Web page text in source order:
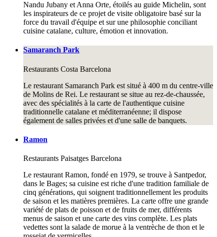
Nandu Jubany et Anna Orte, étoilés au guide Michelin, sont
les inspirateurs de ce projet de visite obligatoire basé sur la
force du travail d'équipe et sur une philosophie conciliant
cuisine catalane, culture, émotion et innovation.
Samaranch Park
Restaurants Costa Barcelona
Le restaurant Samaranch Park est situé à 400 m du centre-ville
de Molins de Rei. Le restaurant se situe au rez-de-chaussée,
avec des spécialités à la carte de l'authentique cuisine
traditionnelle catalane et méditerranéenne; il dispose
également de salles privées et d'une salle de banquets.
Ramon
Restaurants Paisatges Barcelona
Le restaurant Ramon, fondé en 1979, se trouve à Santpedor,
dans le Bages; sa cuisine est riche d'une tradition familiale de
cinq générations, qui soignent traditionnellement les produits
de saison et les matières premières. La carte offre une grande
variété de plats de poisson et de fruits de mer, différents
menus de saison et une carte des vins complète. Les plats
vedettes sont la salade de morue à la ventrèche de thon et le